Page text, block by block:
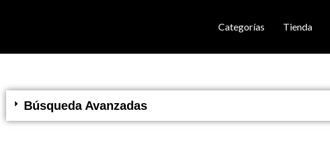
Categorías Tienda
Búsqueda Avanzadas